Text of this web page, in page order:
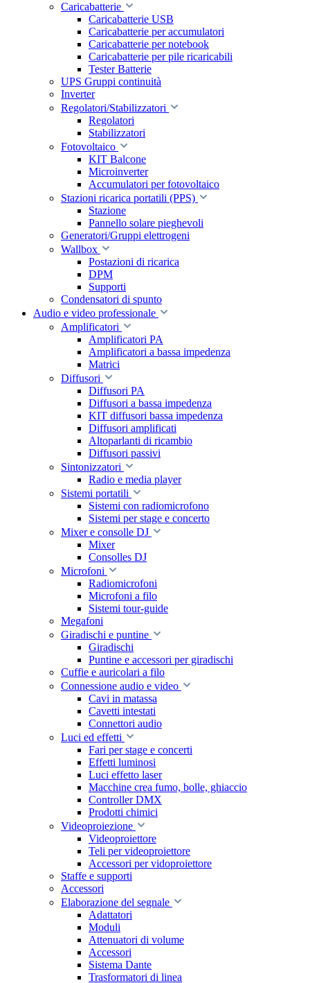
Caricabatterie
Caricabatterie USB
Caricabatterie per accumulatori
Caricabatterie per notebook
Caricabatterie per pile ricaricabili
Tester Batterie
UPS Gruppi continuità
Inverter
Regolatori/Stabilizzatori
Regolatori
Stabilizzatori
Fotovoltaico
KIT Balcone
Microinverter
Accumulatori per fotovoltaico
Stazioni ricarica portatili (PPS)
Stazione
Pannello solare pieghevoli
Generatori/Gruppi elettrogeni
Wallbox
Postazioni di ricarica
DPM
Supporti
Condensatori di spunto
Audio e video professionale
Amplificatori
Amplificatori PA
Amplificatori a bassa impedenza
Matrici
Diffusori
Diffusori PA
Diffusori a bassa impedenza
KIT diffusori bassa impedenza
Diffusori amplificati
Altoparlanti di ricambio
Diffusori passivi
Sintonizzatori
Radio e media player
Sistemi portatili
Sistemi con radiomicrofono
Sistemi per stage e concerto
Mixer e consolle DJ
Mixer
Consolles DJ
Microfoni
Radiomicrofoni
Microfoni a filo
Sistemi tour-guide
Megafoni
Giradischi e puntine
Giradischi
Puntine e accessori per giradischi
Cuffie e auricolari a filo
Connessione audio e video
Cavi in matassa
Cavetti intestati
Connettori audio
Luci ed effetti
Fari per stage e concerti
Effetti luminosi
Luci effetto laser
Macchine crea fumo, bolle, ghiaccio
Controller DMX
Prodotti chimici
Videoproiezione
Videoproiettore
Teli per videoproiettore
Accessori per vidoproiettore
Staffe e supporti
Accessori
Elaborazione del segnale
Adattatori
Moduli
Attenuatori di volume
Accessori
Sistema Dante
Trasformatori di linea